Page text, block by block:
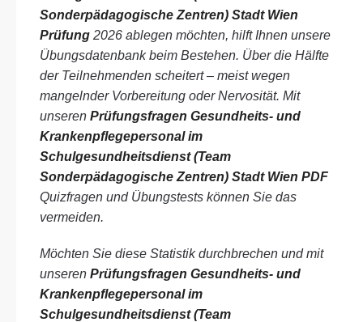
Sonderpädagogische Zentren) Stadt Wien
Prüfung 2026 ablegen möchten, hilft Ihnen unsere
Übungsdatenbank beim Bestehen. Über die Hälfte
der Teilnehmenden scheitert – meist wegen
mangelnder Vorbereitung oder Nervosität. Mit
unseren Prüfungsfragen Gesundheits- und
Krankenpflegepersonal im
Schulgesundheitsdienst (Team
Sonderpädagogische Zentren) Stadt Wien PDF
Quizfragen und Übungstests können Sie das
vermeiden.
Möchten Sie diese Statistik durchbrechen und mit
unseren Prüfungsfragen Gesundheits- und
Krankenpflegepersonal im
Schulgesundheitsdienst (Team